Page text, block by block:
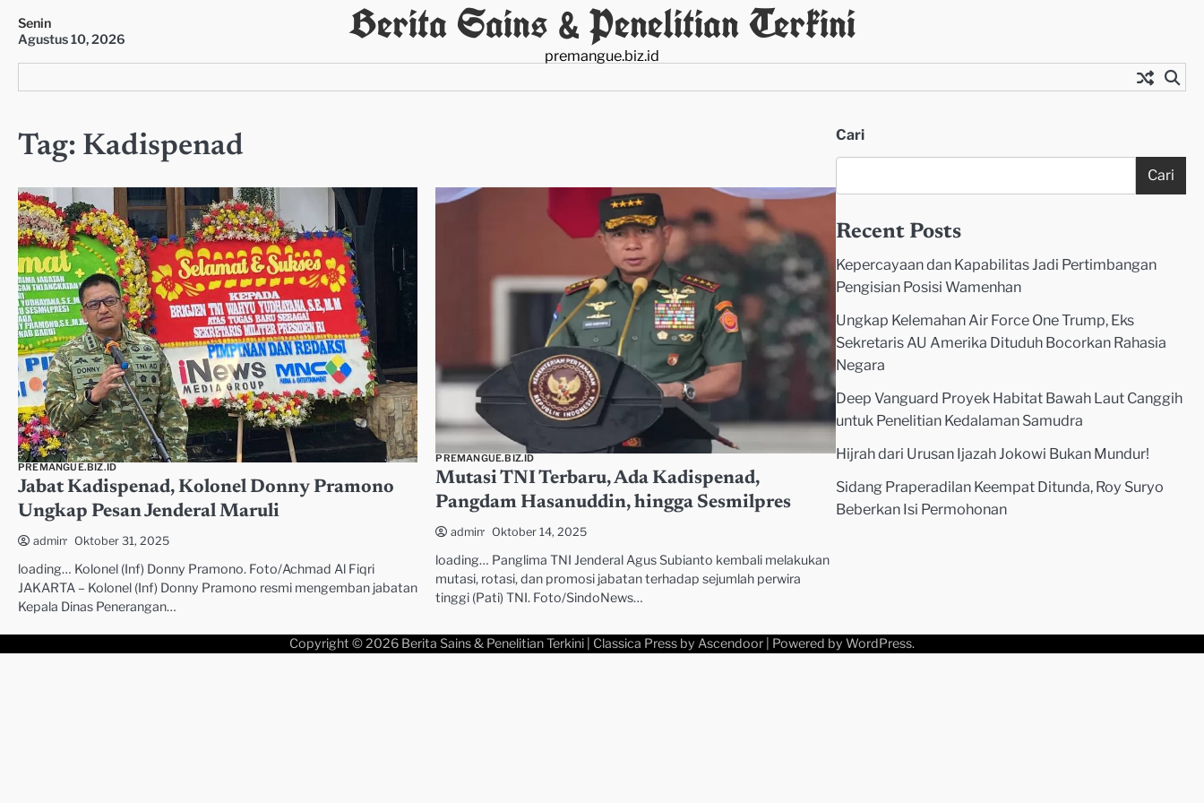
content
Senin
Agustus 10, 2026
Berita Sains & Penelitian Terkini
premangue.biz.id
Tag: Kadispenad
PREMANGUE.BIZ.ID
Jabat Kadispenad, Kolonel Donny Pramono
Ungkap Pesan Jenderal Maruli
admin Oktober 31, 2025
loading… Kolonel (Inf) Donny Pramono. Foto/Achmad Al Fiqri
JAKARTA – Kolonel (Inf) Donny Pramono resmi mengemban jabatan
Kepala Dinas Penerangan…
PREMANGUE.BIZ.ID
Mutasi TNI Terbaru, Ada Kadispenad,
Pangdam Hasanuddin, hingga Sesmilpres
admin Oktober 14, 2025
loading… Panglima TNI Jenderal Agus Subianto kembali melakukan
mutasi, rotasi, dan promosi jabatan terhadap sejumlah perwira
tinggi (Pati) TNI. Foto/SindoNews…
Cari
Cari
Recent Posts
Kepercayaan dan Kapabilitas Jadi Pertimbangan
Pengisian Posisi Wamenhan
Ungkap Kelemahan Air Force One Trump, Eks
Sekretaris AU Amerika Dituduh Bocorkan Rahasia
Negara
Deep Vanguard Proyek Habitat Bawah Laut Canggih
untuk Penelitian Kedalaman Samudra
Hijrah dari Urusan Ijazah Jokowi Bukan Mundur!
Sidang Praperadilan Keempat Ditunda, Roy Suryo
Beberkan Isi Permohonan
Copyright © 2026 Berita Sains & Penelitian Terkini | Classica Press by Ascendoor | Powered by WordPress.